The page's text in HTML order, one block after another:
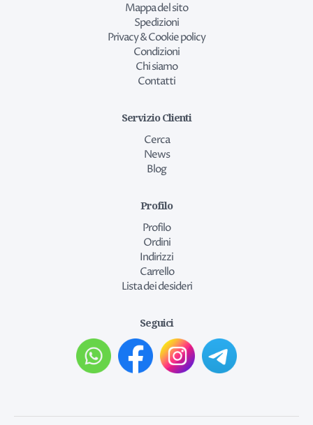
Mappa del sito
Spedizioni
Privacy & Cookie policy
Condizioni
Chi siamo
Contatti
Servizio Clienti
Cerca
News
Blog
Profilo
Profilo
Ordini
Indirizzi
Carrello
Lista dei desideri
Seguici